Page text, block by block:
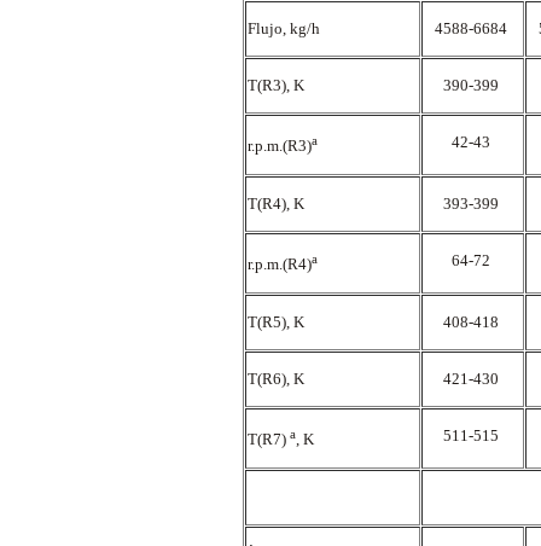
Flujo, kg/h 4588-6684
T(R3), K 390-399
r.p.m.(R3)a 42-43
T(R4), K 393-399
r.p.m.(R4)a 64-72
T(R5), K 408-418
T(R6), K 421-430
T(R7) a, K 511-515